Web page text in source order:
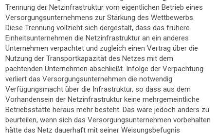
Trennung der Netzinfrastruktur vom eigentlichen Betrieb eines
Versorgungsunternehmens zur Stärkung des Wettbewerbs.
Diese Trennung vollzieht sich dergestalt, dass das frühere
Einheitsunternehmen die Netzinfrastruktur an ein anderes
Unternehmen verpachtet und zugleich einen Vertrag über die
Nutzung der Transportkapazität des Netzes mit dem
pachtenden Unternehmen abschließt. Infolge der Verpachtung
verliert das Versorgungsunternehmen die notwendig
Verfügungsmacht über die Infrastruktur, so dass aus dem
Vorhandensein der Netzinfrastruktur keine mehrgemeintliche
Betriebsstätte heraus mehr besteht. Das wäre jedoch anders zu
beurteilen, wenn sich das Versorgungsunternehmen vorbehalten
hätte das Netz dauerhaft mit seiner Weisungsbefugnis